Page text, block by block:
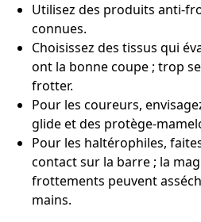
Utilisez des produits anti-
connues.
Choisissez des tissus qui
ont la bonne coupe ; trop
frotter.
Pour les coureurs,
glide et des protège-
Pour les haltérophiles,
contact sur la barre ; la
frottements peuvent
mains.